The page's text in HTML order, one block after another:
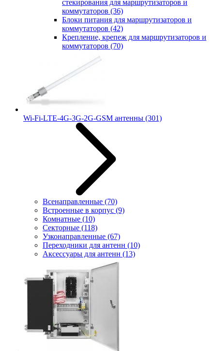
стекирования для маршрутизаторов и
коммутаторов (36)
Блоки питания для маршрутизаторов и
коммутаторов (42)
Крепление, крепеж для маршрутизаторов и
коммутаторов (70)
Wi-Fi-LTE-4G-3G-2G-GSM антенны (301)
Всенаправленные (70)
Встроенные в корпус (9)
Комнатные (10)
Секторные (118)
Узконаправленные (67)
Переходники для антенн (10)
Аксессуары для антенн (13)